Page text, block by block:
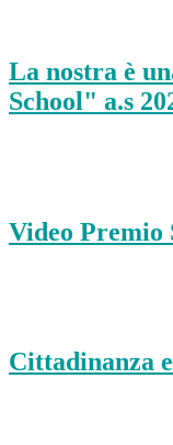
La nostra è
School" a.s
Video Premio
Cittadinanza